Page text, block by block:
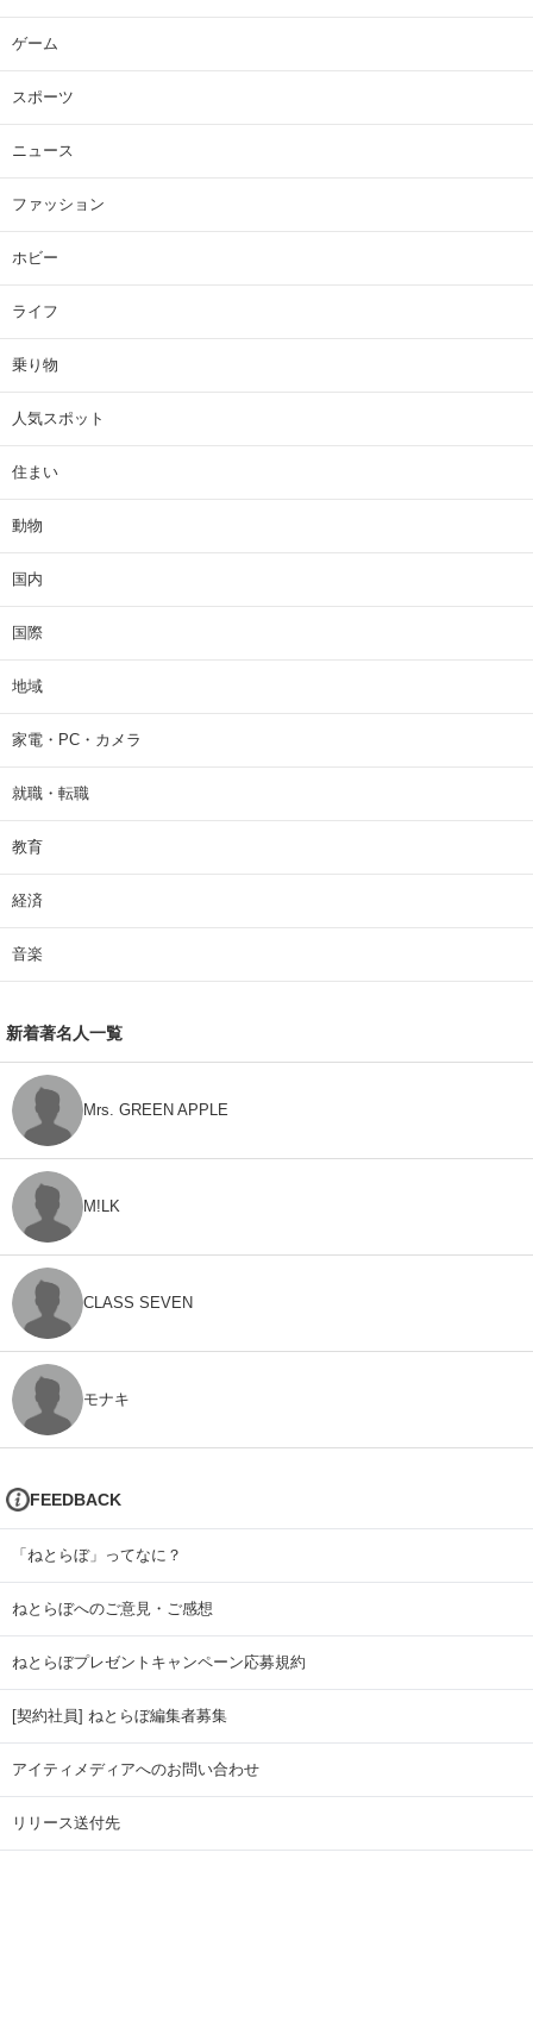
ゲーム
スポーツ
ニュース
ファッション
ホビー
ライフ
乗り物
人気スポット
住まい
動物
国内
国際
地域
家電・PC・カメラ
就職・転職
教育
経済
音楽
新着著名人一覧
Mrs. GREEN APPLE
M!LK
CLASS SEVEN
モナキ
FEEDBACK
「ねとらぼ」ってなに？
ねとらぼへのご意見・ご感想
ねとらぼプレゼントキャンペーン応募規約
[契約社員] ねとらぼ編集者募集
アイティメディアへのお問い合わせ
リリース送付先